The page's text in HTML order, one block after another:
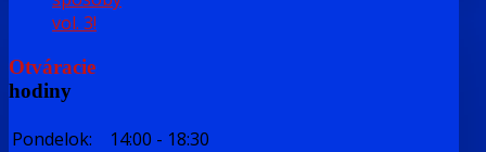
vol. 3!
Otváracie
hodiny
Pondelok: 14:00 - 18:30